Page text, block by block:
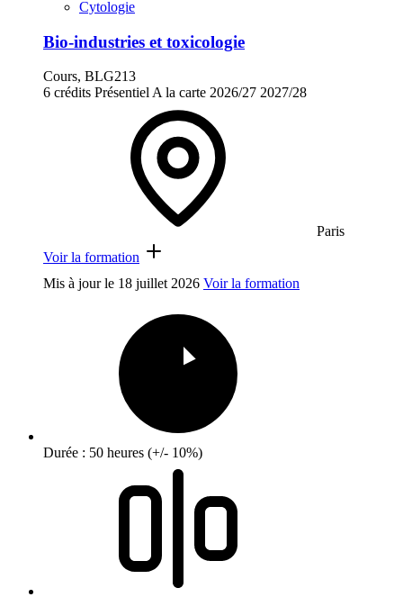
Cytologie
Bio-industries et toxicologie
Cours, BLG213
6 crédits PrésentielA la carte 2026/27 2027/28
Paris
Voir la formation
Mis à jour le 18 juillet 2026 Voir la formation
Durée : 50 heures (+/- 10%)